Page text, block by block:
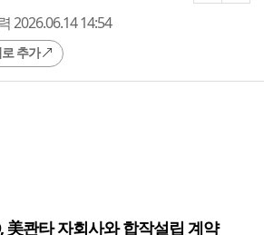
2026.06.14 14:54
추가
美콴타 자회사와 합작설립 계약